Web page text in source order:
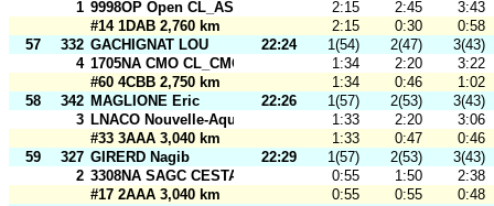
1 9998OP Open CL_ASM CO Open 1 2:15 2:45
3:43
#14 1DAB 2,760 km
2:15 0:30
0:58
57
332 GACHIGNAT LOU 22:24 1(54) 2(47)
3(43)
4 1705NA CMO CL_CMO 4 1:34 2:20
3:22
#60 4CBB 2,750 km
1:34 0:46
1:02
58
342 MAGLIONE Eric 22:26 1(57) 2(53)
3(43)
3 LNACO Nouvelle-Aquitaine CL_USCCO - CMO - Relais
1:33 2:20
3:06
#33 3AAA 3,040 km
1:33 0:47
0:46
59
327 GIRERD Nagib 22:29 1(57) 2(53)
3(43)
2 3308NA SAGC CESTAS CL_SAGC 3 0:55 1:50
2:38
#17 2AAA 3,040 km
0:55 0:55
0:48